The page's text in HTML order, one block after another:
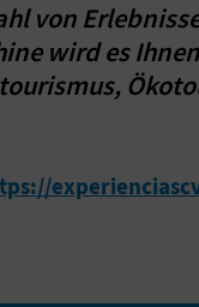
von
wird es